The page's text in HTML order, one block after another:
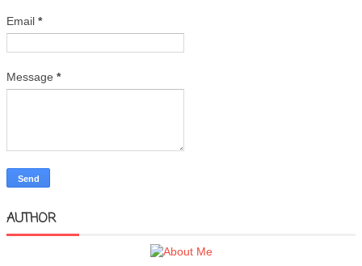
Email *
Message *
AUTHOR